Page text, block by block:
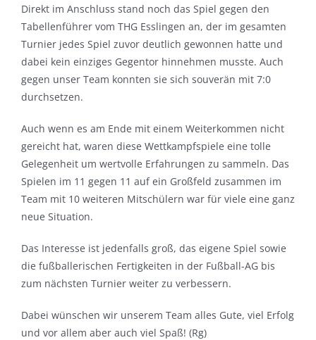
Direkt im Anschluss stand noch das Spiel gegen den
Tabellenführer vom THG Esslingen an, der im gesamten
Turnier jedes Spiel zuvor deutlich gewonnen hatte und
dabei kein einziges Gegentor hinnehmen musste. Auch
gegen unser Team konnten sie sich souverän mit 7:0
durchsetzen.
Auch wenn es am Ende mit einem Weiterkommen nicht
gereicht hat, waren diese Wettkampfspiele eine tolle
Gelegenheit um wertvolle Erfahrungen zu sammeln. Das
Spielen im 11 gegen 11 auf ein Großfeld zusammen im
Team mit 10 weiteren Mitschülern war für viele eine ganz
neue Situation.
Das Interesse ist jedenfalls groß, das eigene Spiel sowie
die fußballerischen Fertigkeiten in der Fußball-AG bis
zum nächsten Turnier weiter zu verbessern.
Dabei wünschen wir unserem Team alles Gute, viel Erfolg
und vor allem aber auch viel Spaß! (Rg)